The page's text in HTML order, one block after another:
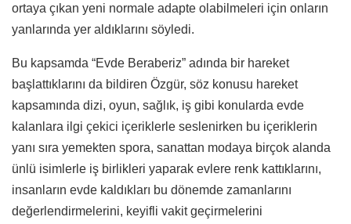
ortaya çıkan yeni normale adapte olabilmeleri için onların
yanlarında yer aldıklarını söyledi.
Bu kapsamda “Evde Beraberiz” adında bir hareket
başlattıklarını da bildiren Özgür, söz konusu hareket
kapsamında dizi, oyun, sağlık, iş gibi konularda evde
kalanlara ilgi çekici içeriklerle seslenirken bu içeriklerin
yanı sıra yemekten spora, sanattan modaya birçok alanda
ünlü isimlerle iş birlikleri yaparak evlere renk kattıklarını,
insanların evde kaldıkları bu dönemde zamanlarını
değerlendirmelerini, keyifli vakit geçirmelerini